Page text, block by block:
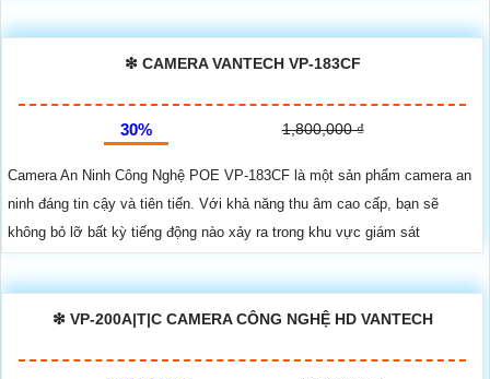
❇ CAMERA VANTECH VP-183CF
30% 1,800,000 ₫
Camera An Ninh Công Nghệ POE VP-183CF là một sản phẩm camera an
ninh đáng tin cậy và tiên tiến. Với khả năng thu âm cao cấp, bạn sẽ
không bỏ lỡ bất kỳ tiếng động nào xảy ra trong khu vực giám sát
❇ VP-200A|T|C CAMERA CÔNG NGHỆ HD VANTECH